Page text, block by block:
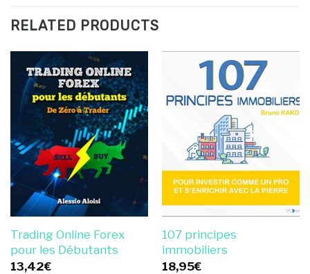
RELATED PRODUCTS
Trading Online Forex
pour les Débutants
13,42€
107 principes
immobiliers
18,95€